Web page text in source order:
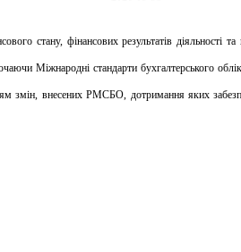
стану, фінансових результатів діяльності
Міжнародні стандарти
змін, внесених РМСБО, дотримання яких